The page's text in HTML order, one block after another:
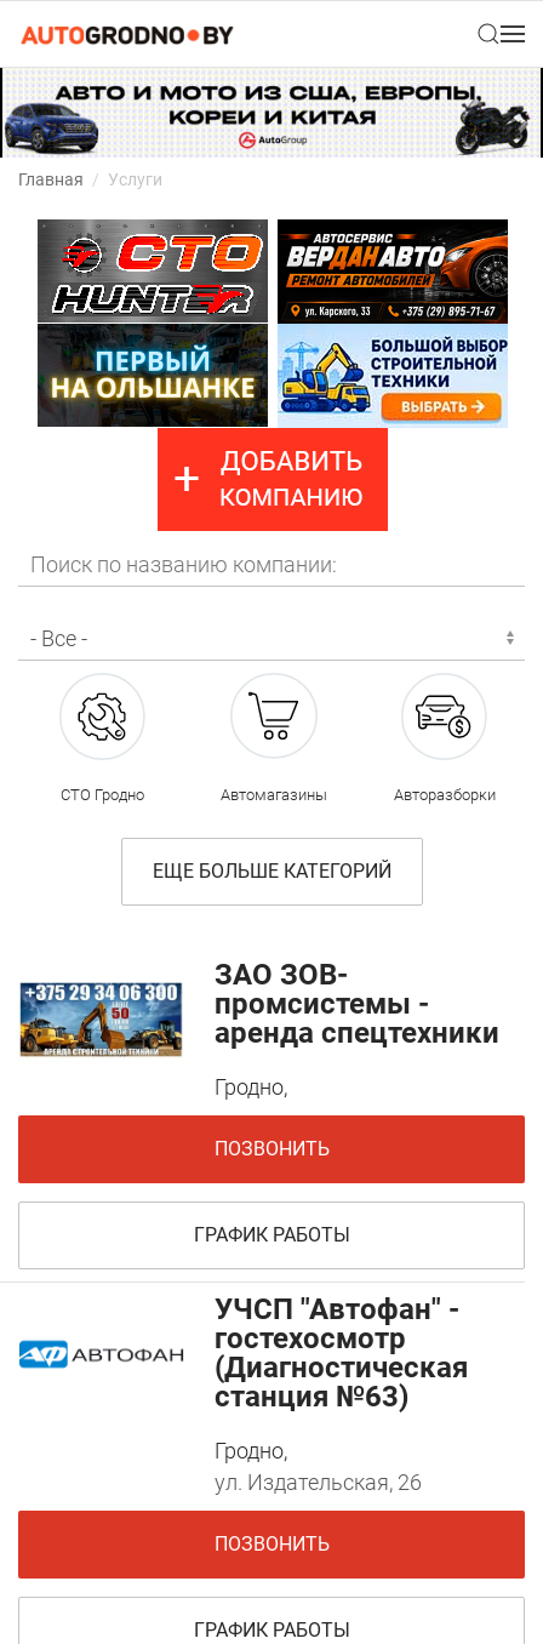
Главная Услуги
СТО Гродно Автомагазины Авторазборки
ЕЩЕ БОЛЬШЕ КАТЕГОРИЙ
ЗАО ЗОВ-
промсистемы -
аренда спецтехники
Гродно,
ПОЗВОНИТЬ
ГРАФИК РАБОТЫ
УЧСП "Автофан" -
гостехосмотр
(Диагностическая
станция №63)
Гродно,
ул. Издательская, 26
ПОЗВОНИТЬ
ГРАФИК РАБОТЫ